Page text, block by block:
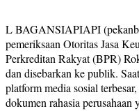
L BAGANSIAPIAPI
pemeriksaan Otoritas Jasa
Perkreditan Rakyat (BPR)
dan disebarkan ke publik.
platform media sosial
dokumen rahasia